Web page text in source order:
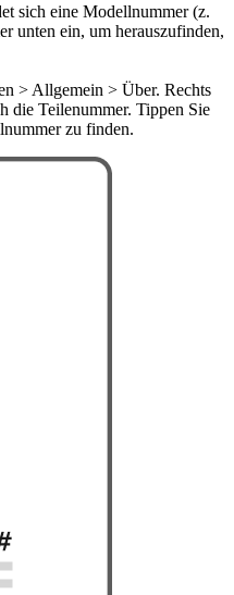
sich eine Modellnummer (z.
unten ein, um herauszufinden,
> Allgemein > Über. Rechts
die Teilenummer. Tippen Sie
zu finden.